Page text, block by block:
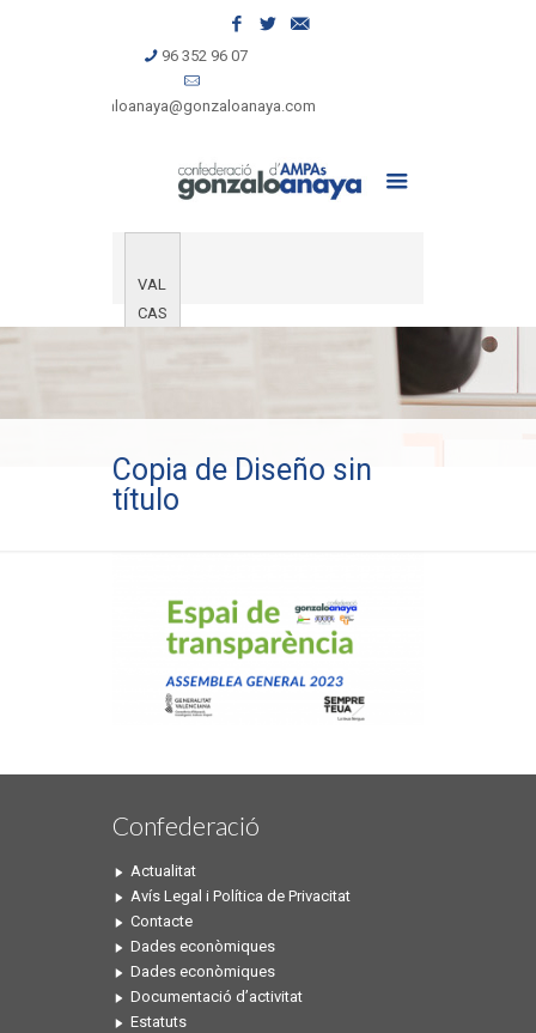
96 352 96 07
gonzaloanaya@gonzaloanaya.com
VAL
CAS
Copia de Diseño sin
título
Confederació
Actualitat
Avís Legal i Política de Privacitat
Contacte
Dades econòmiques
Dades econòmiques
Documentació d’activitat
Estatuts